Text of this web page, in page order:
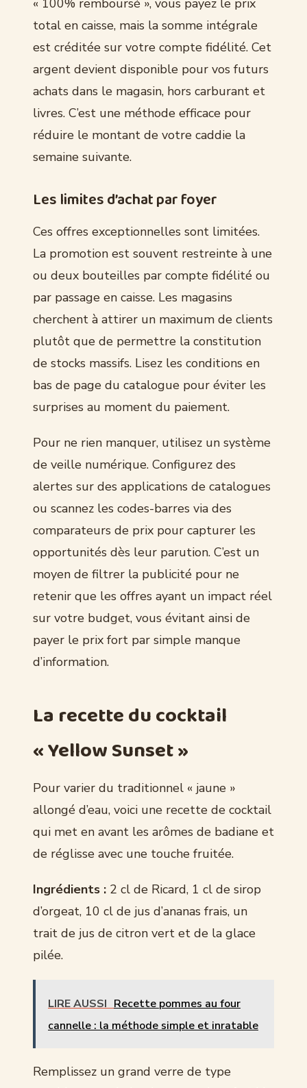
total en caisse, mais la somme intégrale
est créditée sur votre compte fidélité. Cet
argent devient disponible pour vos futurs
achats dans le magasin, hors carburant et
livres. C’est une méthode efficace pour
réduire le montant de votre caddie la
semaine suivante.
Les limites d’achat par foyer
Ces offres exceptionnelles sont limitées.
La promotion est souvent restreinte à une
ou deux bouteilles par compte fidélité ou
par passage en caisse. Les magasins
cherchent à attirer un maximum de clients
plutôt que de permettre la constitution
de stocks massifs. Lisez les conditions en
bas de page du catalogue pour éviter les
surprises au moment du paiement.
Pour ne rien manquer, utilisez un système
de veille numérique. Configurez des
alertes sur des applications de catalogues
ou scannez les codes-barres via des
comparateurs de prix pour capturer les
opportunités dès leur parution. C’est un
moyen de filtrer la publicité pour ne
retenir que les offres ayant un impact réel
sur votre budget, vous évitant ainsi de
payer le prix fort par simple manque
d’information.
La recette du cocktail
« Yellow Sunset »
Pour varier du traditionnel « jaune »
allongé d’eau, voici une recette de cocktail
qui met en avant les arômes de badiane et
de réglisse avec une touche fruitée.
Ingrédients : 2 cl de Ricard, 1 cl de sirop
d’orgeat, 10 cl de jus d’ananas frais, un
trait de jus de citron vert et de la glace
pilée.
LIRE AUSSI Recette pommes au four
cannelle : la méthode simple et inratable
Remplissez un grand verre de type